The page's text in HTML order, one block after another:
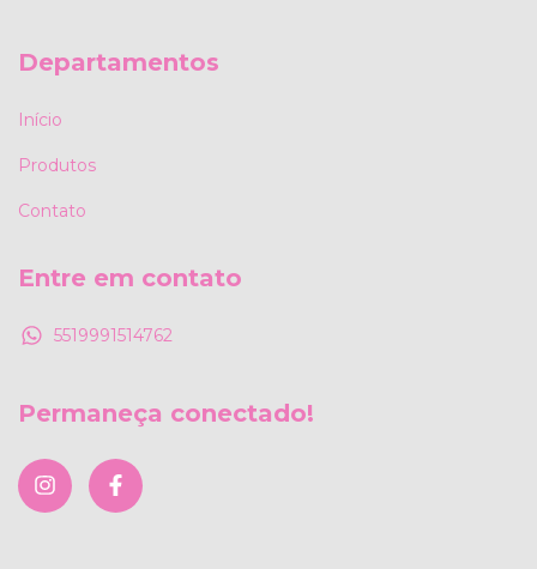
Departamentos
Início
Produtos
Contato
Entre em contato
5519991514762
Permaneça conectado!